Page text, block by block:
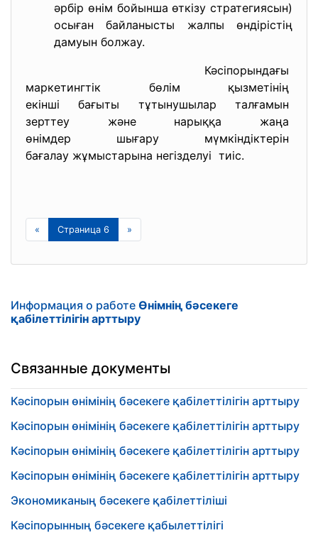
әрбір өнім бойынша өткізу стратегиясын)
осыған байланысты жалпы өндірістің
дамуын болжау.
Кәсіпорындағы
маркетингтік бөлім қызметінің
екінші бағыты тұтынушылар талғамын
зерттеу және нарыққа жаңа
өнімдер шығару мүмкіндіктерін
бағалау жұмыстарына негізделуі тиіс.
« Страница 6 »
Информация о работе Өнімнің бәсекеге
қабілеттілігін арттыру
Связанные документы
Кәсіпорын өнімінің бәсекеге қабілеттілігін арттыру
Кәсіпорын өнімінің бәсекеге қабілеттілігін арттыру
Кәсіпорын өнімінің бәсекеге қабілеттілігін арттыру
Кәсіпорын өнімінің бәсекеге қабілеттілігін арттыру
Экономиканың бәсекеге қабілеттіліші
Кәсіпорынның бәсекеге қабылеттілігі